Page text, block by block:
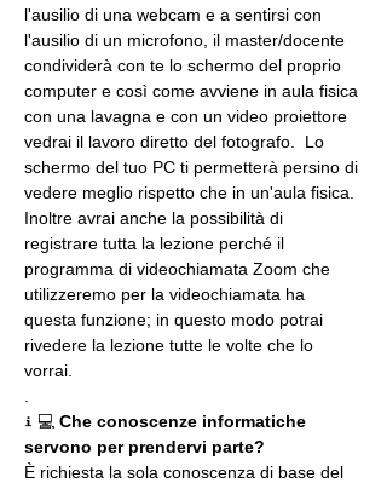
l'ausilio di una webcam e a sentirsi con
l'ausilio di un microfono, il master/docente
condividerà con te lo schermo del proprio
computer e così come avviene in aula fisica
con una lavagna e con un video proiettore
vedrai il lavoro diretto del fotografo.  Lo
schermo del tuo PC ti permetterà persino di
vedere meglio rispetto che in un'aula fisica.
Inoltre avrai anche la possibilità di
registrare tutta la lezione perché il
programma di videochiamata Zoom che
utilizzeremo per la videochiamata ha
questa funzione; in questo modo potrai
rivedere la lezione tutte le volte che lo
vorrai.
ℹ 💻 Che conoscenze informatiche
servono per prendervi parte?
È richiesta la sola conoscenza di base del